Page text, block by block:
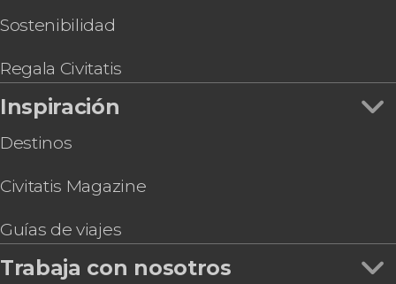
Tour en moto de agua por Benidorm
Helada
Alquiler de barco con patrón en Benidorm
Sostenibilidad
Regala Civitatis
Inspiración
Destinos
Civitatis Magazine
Guías de viajes
Trabaja con nosotros